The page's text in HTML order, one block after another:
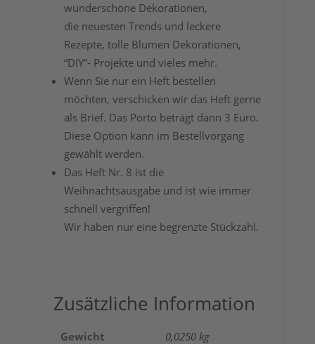
wunderschöne Dekorationen,
die neuesten Trends und leckere
Rezepte, tolle Blumen Dekorationen,
“DIY”- Projekte und vieles mehr.
Wenn Sie nur ein Heft bestellen
möchten, verschicken wir das Heft gerne
als Brief. Das Porto beträgt dann 3 Euro.
Diese Option kann im Bestellvorgang
gewählt werden.
Das Heft Nr. 8 ist die
Weihnachtsausgabe und ist wie immer
schnell vergriffen!
Wir haben nur eine begrenzte Stückzahl.
Zusätzliche Information
Gewicht 0,0250 kg